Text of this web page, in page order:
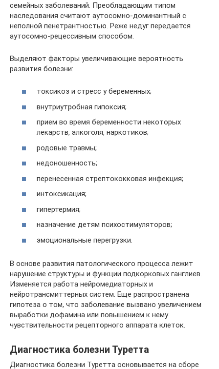
семейных заболеваний. Преобладающим типом
наследования считают аутосомно-доминантный с
неполной пенетрантностью. Реже недуг передается
аутосомно-рецессивным способом.
Выделяют факторы увеличивающие вероятность
развития болезни:
токсикоз и стресс у беременных;
внутриутробная гипоксия;
прием во время беременности некоторых
лекарств, алкоголя, наркотиков;
родовые травмы;
недоношенность;
перенесенная стрептококковая инфекция;
интоксикация;
гипертермия;
назначение детям психостимуляторов;
эмоциональные перегрузки.
В основе развития патологического процесса лежит
нарушение структуры и функции подкорковых ганглиев.
Изменяется работа нейромедиаторных и
нейротрансмиттерных систем. Еще распространена
гипотеза о том, что заболевание вызвано увеличением
выработки дофамина или повышением к нему
чувствительности рецепторного аппарата клеток.
Диагностика болезни Туретта
Диагностика болезни Туретта основывается на сборе